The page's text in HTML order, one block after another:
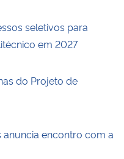
seletivos para
em 2027
do Projeto de
encontro com a